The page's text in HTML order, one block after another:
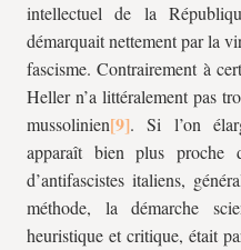
intellectuel de la
démarquait nettement par la
fascisme. Contrairement à
Heller n’a littéralement pas
mussolinien
. Si l’on
apparaît bien plus proche
d’antifascistes italiens,
méthode, la démarche
heuristique et critique, était